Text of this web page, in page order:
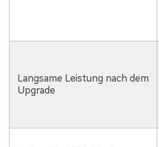
Langsame Leistung nach dem
Upgrade